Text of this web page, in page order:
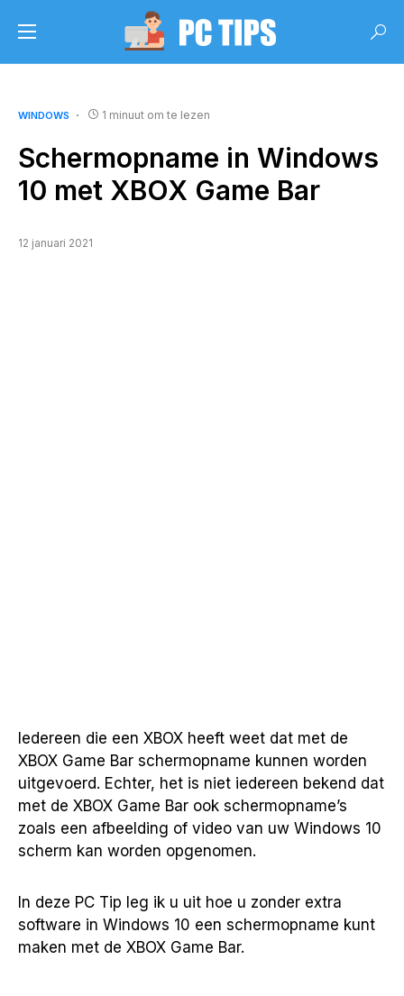
WINDOWS 1 minuut om te lezen
Schermopname in Windows
10 met XBOX Game Bar
12 januari 2021
Iedereen die een XBOX heeft weet dat met de
XBOX Game Bar schermopname kunnen worden
uitgevoerd. Echter, het is niet iedereen bekend dat
met de XBOX Game Bar ook schermopname’s
zoals een afbeelding of video van uw Windows 10
scherm kan worden opgenomen.
In deze PC Tip leg ik u uit hoe u zonder extra
software in Windows 10 een schermopname kunt
maken met de XBOX Game Bar.